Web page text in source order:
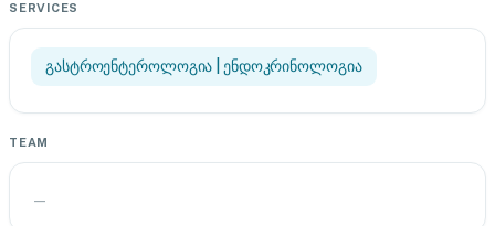
SERVICES
გასტროენტეროლოგია | ენდოკრინოლოგია
TEAM
—